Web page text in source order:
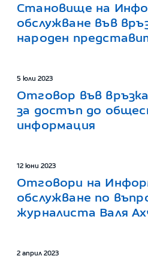
Становище на
обслужване във
народен
5 юли 2023
Отговор във
за достъп до
информация
12 юни 2023
Отговори на
обслужване по
журналиста Валя
2 април 2023